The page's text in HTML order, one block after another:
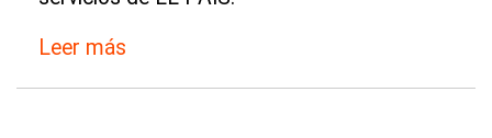
Leer más